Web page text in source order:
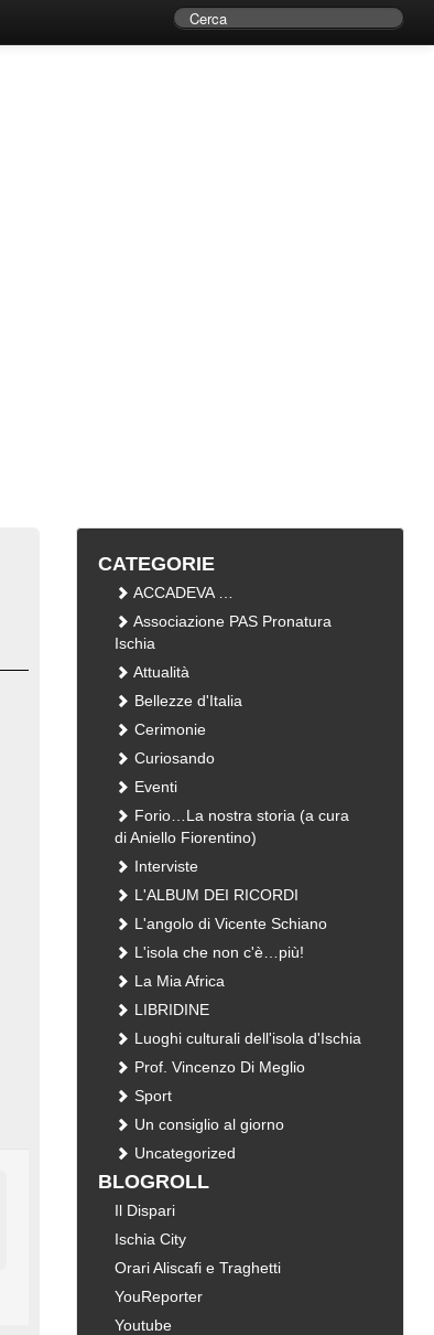
CATEGORIE
ACCADEVA …
Associazione PAS Pronatura
Ischia
Attualità
Bellezze d'Italia
Cerimonie
Curiosando
Eventi
Forio…La nostra storia (a cura
di Aniello Fiorentino)
Interviste
L'ALBUM DEI RICORDI
L'angolo di Vicente Schiano
L'isola che non c'è…più!
La Mia Africa
LIBRIDINE
Luoghi culturali dell'isola d'Ischia
Prof. Vincenzo Di Meglio
Sport
Un consiglio al giorno
Uncategorized
BLOGROLL
Il Dispari
Ischia City
Orari Aliscafi e Traghetti
YouReporter
Youtube